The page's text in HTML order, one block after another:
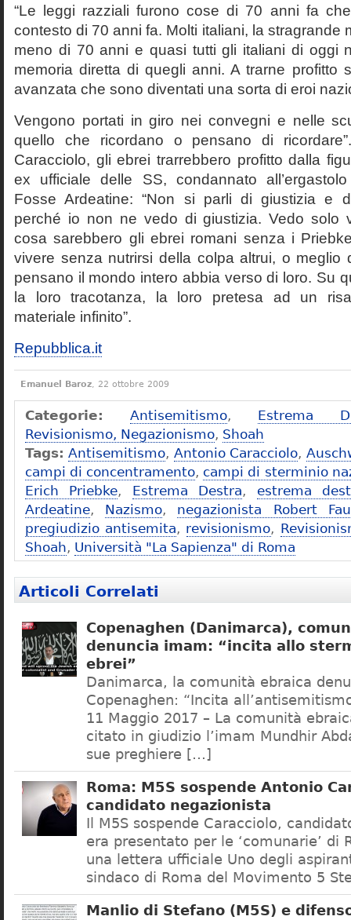
“Le leggi razziali furono cose di 70 anni fa
contesto di 70 anni fa. Molti italiani, la stragrande
meno di 70 anni e quasi tutti gli italiani di oggi
memoria diretta di quegli anni. A trarne profitto
avanzata che sono diventati una sorta di eroi
Vengono portati in giro nei convegni e nelle
quello che ricordano o pensano di
Caracciolo, gli ebrei trarrebbero profitto dalla
ex ufficiale delle SS, condannato
Fosse Ardeatine: “Non si parli di giustizia e
perché io non ne vedo di giustizia. Vedo solo
cosa sarebbero gli ebrei romani senza i
vivere senza nutrirsi della colpa altrui, o meglio
pensano il mondo intero abbia verso di loro. Su
la loro tracotanza, la loro pretesa ad un
materiale infinito”.
Repubblica.it
Emanuel Baroz, 22 ottobre 2009
Categorie: Antisemitismo, Estrema
Revisionismo, Negazionismo, Shoah
Tags: Antisemitismo, Antonio Caracciolo,
campi di concentramento, campi di sterminio
Erich Priebke, Estrema Destra, estrema
Ardeatine, Nazismo, negazionista Robert
pregiudizio antisemita, revisionismo,
Shoah, Università "La Sapienza" di Roma
Articoli Correlati
Copenaghen (Danimarca),
denuncia imam: “incita allo
ebrei”
Danimarca, la comunità ebraica
Copenaghen: “Incita
11 Maggio 2017 – La comunità
citato in giudizio l’imam Mundhir
sue preghiere […]
Roma: M5S sospende Antonio
candidato negazionista
Il M5S sospende Caracciolo,
era presentato per le ‘comunarie’ di
una lettera ufficiale Uno degli
sindaco di Roma del Movimento 5
Manlio di Stefano (M5S) e